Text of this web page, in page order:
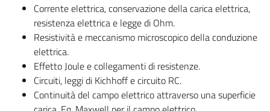
Corrente elettrica, conservazione della carica elettrica,
resistenza elettrica e legge di Ohm.
Resistività e meccanismo microscopico della conduzione
elettrica.
Effetto Joule e collegamenti di resistenze.
Circuiti, leggi di Kichhoff e circuito RC.
Continuità del campo elettrico attraverso una superficie